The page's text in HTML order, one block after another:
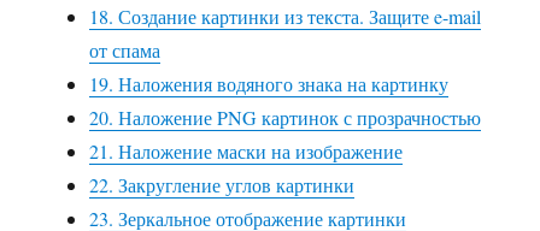
18. Создание картинки из текста. Защите e-mail
от спама
19. Наложения водяного знака на картинку
20. Наложение PNG картинок с прозрачностью
21. Наложение маски на изображение
22. Закругление углов картинки
23. Зеркальное отображение картинки